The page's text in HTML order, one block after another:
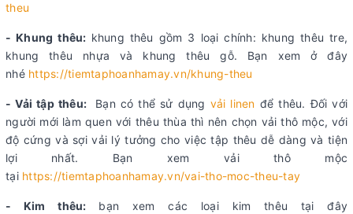
theu
- Khung thêu: khung thêu gồm 3 loại chính: khung thêu tre,
khung thêu nhựa và khung thêu gỗ. Bạn xem ở đây
nhé https://tiemtaphoanhamay.vn/khung-theu
- Vải tập thêu: Bạn có thể sử dụng vải linen để thêu. Đối với
người mới làm quen với thêu thùa thì nên chọn vải thô mộc, với
độ cứng và sợi vải lý tưởng cho việc tập thêu dễ dàng và tiện
lợi nhất. Bạn xem vải thô mộc
tại https://tiemtaphoanhamay.vn/vai-tho-moc-theu-tay
- Kim thêu: bạn xem các loại kim thêu tại đây